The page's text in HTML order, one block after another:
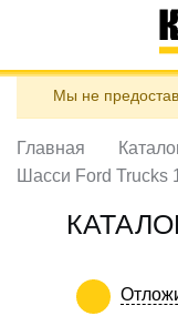
содержанию
навигация
КАТАЛОГ
ДОСТАВКА И
О НАС
КОНТАКТЫ
Мы не
Главная
Шасси Ford Trucks